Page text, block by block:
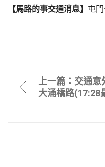
【馬路的事交通消息】 屯
上一篇：交通
大涌橋路(17:28